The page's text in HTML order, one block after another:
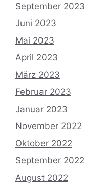
September 2023
Juni 2023
Mai 2023
April 2023
März 2023
Februar 2023
Januar 2023
November 2022
Oktober 2022
September 2022
August 2022